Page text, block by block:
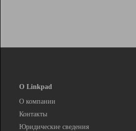
О Linkpad
О компании
Контакты
Юридические сведения